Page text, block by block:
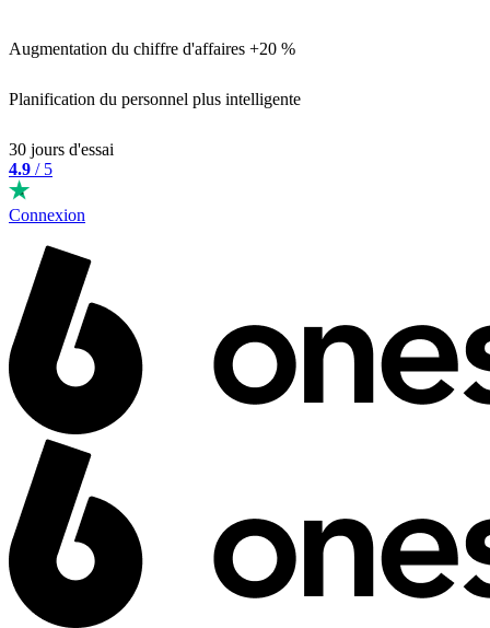
Augmentation du chiffre d'affaires +20 %
Planification du personnel plus intelligente
30 jours d'essai
4.9 / 5
Connexion